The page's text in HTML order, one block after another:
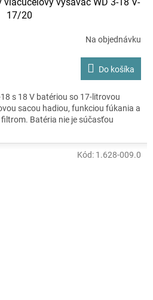
17/20
Na objednávku
Do košíka
s 18 V batériou so 17-litrovou
sacou hadiou, funkciou fúkania a
Batéria nie je súčasťou
Kód: 1.628-009.0